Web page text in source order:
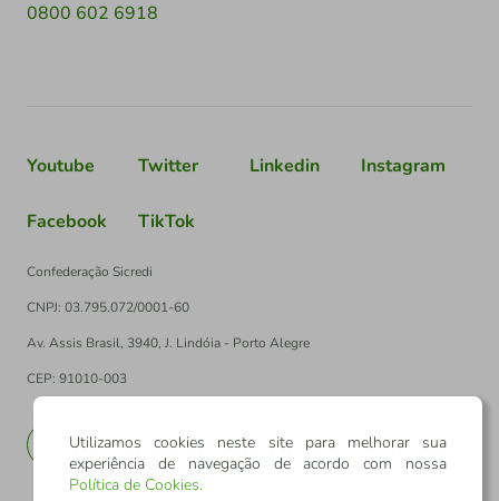
0800 602 6918
Youtube Twitter Linkedin Instagram
Facebook TikTok
Confederação Sicredi
CNPJ: 03.795.072/0001-60
Av. Assis Brasil, 3940, J. Lindóia - Porto Alegre
CEP: 91010-003
EN
Utilizamos cookies neste site para melhorar sua
experiência de navegação de acordo com nossa
Política de Cookies.